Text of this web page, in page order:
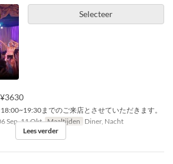
Selecteer
までのご来店とさせていただきます。
Sep, 11 Okt Maaltijden Diner, Nacht
Lees verder